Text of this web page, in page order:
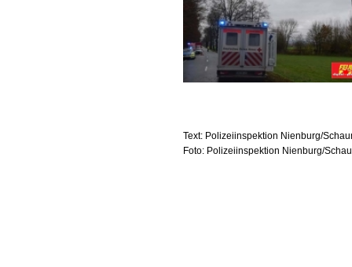
Text: Polizeiinspektion Nienburg/
Foto: Polizeiinspektion Nienburg/